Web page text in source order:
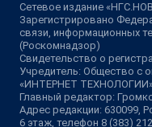
Сетевое издание
Зарегистрировано
связи, информационных
(Роскомнадзор)
Свидетельство о
Учредитель: Общество с
«ИНТЕРНЕТ
Главный редактор:
Адрес редакции: 630099,
6 этаж, телефон 8 (383)